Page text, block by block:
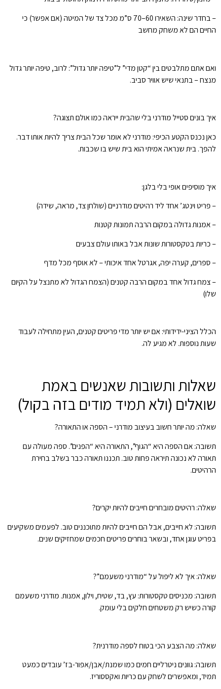
– בחדר שינה: השאירו 60–70 ס”מ מכל צד של המיטה (אם אפשר) כי
החיים הם לא משחק מחשב
ואם אתם מתלבטים בין “קטן מדי” ל”טיפה יותר גדול”: לרוב, טיפה יותר גדול
מנצח – בתנאי שיש אוויר סביב.
איך בונים סטייל מודרני בלי שהבית ייראה כמו אולם תצוגה?
כאן נכנס הקטע הכיפי: מודרני לא אומר שכל הבית צריך להיות אותו דבר.
להפך. בית שנראה אמיתי הוא בית שיש בו שכבות.
איך מוסיפים אופי בלי בלגן:
– פריט וינטג’ אחד ליד רהיטים מודרניים (שולחן צד, מראה, שידה)
– אמנות גדולה במקום הרבה תמונות קטנות
– כריות בטקסטורות שונות אבל באותו עולם צבעים
– ספרים, קערה יפה, אגרטל אחד איכותי – לא אוסף מכל מדף
– צמח גדול אחד במקום הרבה קטנים (הצמח הגדול לא מתנצל על הקיום
שלו)
הכלל הציני-ידידותי: אם יש יותר מדי פריטים קטנים, העין מתחילה לעבוד
שעות נוספות. לא מגיע לה.
שאלות ותשובות שאנשים באמת
שואלים (ולא תמיד מודים בזה בקול)
שאלה: מה יותר חשוב בעיצוב מודרני – הספה או התאורה?
תשובה: אם הספה היא “הגוף”, התאורה היא “הפנים”. ספה מעולה עם
תאורה לא נכונה תיראה פחות טוב. תכננו תאורה כבר בשלב בחירת
הרהיטים.
שאלה: רהיטים מובחרים חייבים להיות יקרים?
תשובה: לא חייבים, אבל הם חייבים להיות מתוכננים טוב. לפעמים משקיעים
בפריט עוגן אחד, ובשאר בוחרים פריטים חכמים שמחזיקים שנים.
שאלה: איך לא ליפול על “מודרני משעמם”?
תשובה: מכניסים טקסטורות: עץ, בד, שטיח, וילון, אמנות. מודרני משעמם
קורה כשיש רק משטחים חלקים בלי עומק.
שאלה: מה הצבע הכי בטוח לספה מודרנית?
תשובה: גוונים ניטרליים חמים כמו שמנת/אבן/אפור-בז’ עובדים כמעט
תמיד, ומאפשרים לשחק עם כריות ואקססוריז.